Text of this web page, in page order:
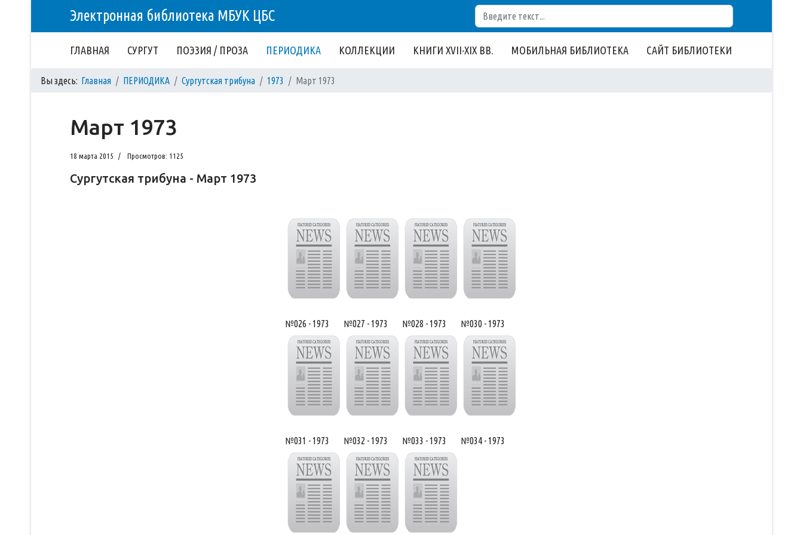
Электронная библиотека МБУК ЦБС
ГЛАВНАЯ СУРГУТ ПОЭЗИЯ / ПРОЗА ПЕРИОДИКА КОЛЛЕКЦИИ КНИГИ XVII-XIX ВВ. МОБИЛЬНАЯ БИБЛИОТЕКА САЙТ БИБЛИОТЕКИ
Вы здесь: Главная ПЕРИОДИКА Сургутская трибуна 1973 Март 1973
Март 1973
18 марта 2015 Просмотров: 1125
Сургутская трибуна - Март 1973
№026 - 1973 №027 - 1973 №028 - 1973 №030 - 1973
№031 - 1973 №032 - 1973 №033 - 1973 №034 - 1973